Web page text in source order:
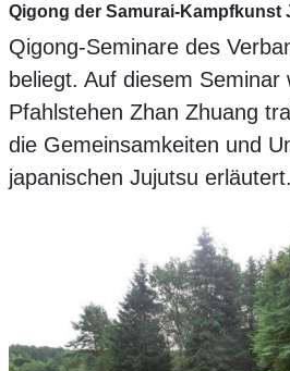
Qigong der Samurai-Kampfkunst
Qigong-Seminare des
beliegt. Auf diesem Seminar
Pfahlstehen Zhan Zhuang
die Gemeinsamkeiten und
japanischen Jujutsu erläutert.